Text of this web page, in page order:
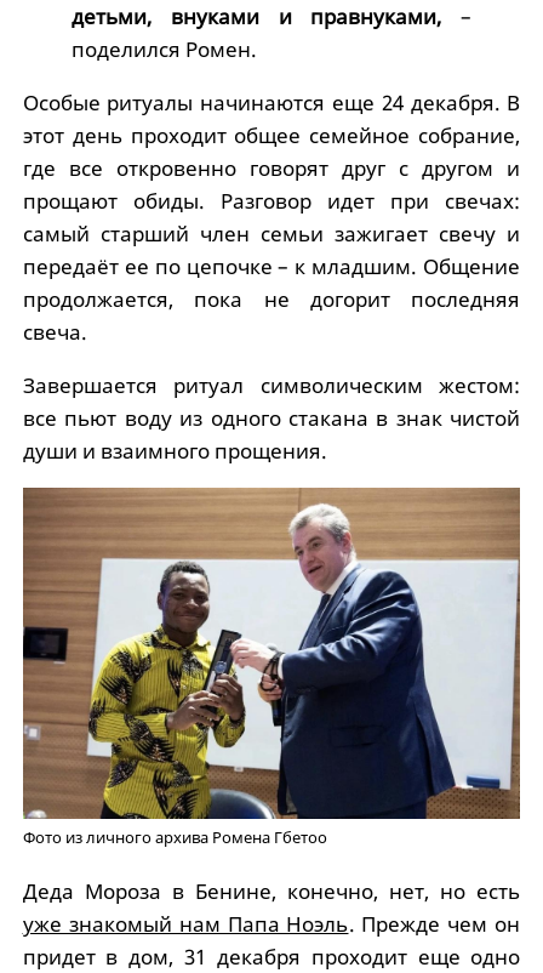
детьми, внуками и правнуками, –
поделился Ромен.
Особые ритуалы начинаются еще 24 декабря. В
этот день проходит общее семейное собрание,
где все откровенно говорят друг с другом и
прощают обиды. Разговор идет при свечах:
самый старший член семьи зажигает свечу и
передаёт ее по цепочке – к младшим. Общение
продолжается, пока не догорит последняя
свеча.
Завершается ритуал символическим жестом:
все пьют воду из одного стакана в знак чистой
души и взаимного прощения.
Фото из личного архива Ромена Гбетоо
Деда Мороза в Бенине, конечно, нет, но есть
уже знакомый нам Папа Ноэль. Прежде чем он
придет в дом, 31 декабря проходит еще одно